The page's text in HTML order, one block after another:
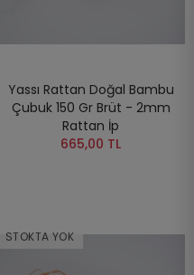
Yassı Rattan Doğal Bambu
Çubuk 150 Gr Brüt - 2mm
Rattan İp
665,00 TL
STOKTA YOK